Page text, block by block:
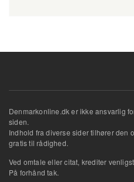
Denmarkonline.dk er ikke ansvarlig
siden.
Indhold fra diverse sider tilhører den
gratis til rådighed.
Ved omtale eller citat, krediter
På forhånd tak.